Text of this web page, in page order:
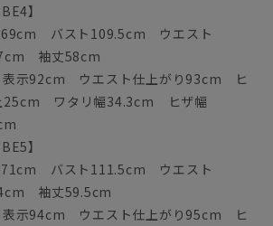
】
69cm バスト109.5cm ウエスト
袖丈58cm
表示92cm ウエスト仕上がり93cm ヒ
25cm ワタリ幅34.3cm ヒザ幅
】
71cm バスト111.5cm ウエスト
袖丈59.5cm
表示94cm ウエスト仕上がり95cm ヒ